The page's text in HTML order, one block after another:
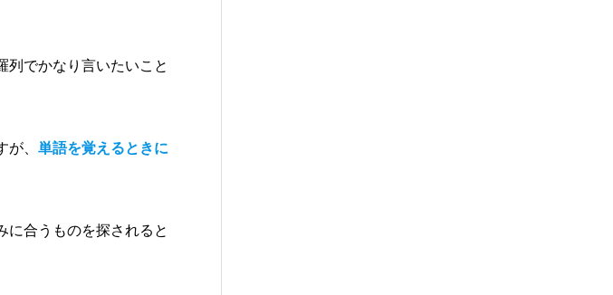
列でかなり言いたいこと
、 単語を覚えるときに
に合うものを探されると